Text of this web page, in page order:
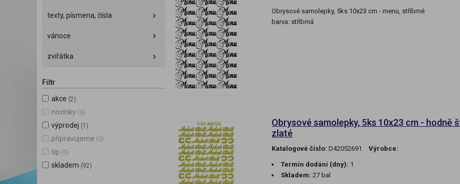
texty, písmena, čísla
vánoce
zvířátka
Filtr
akce (2)
novinky (0)
výprodej (1)
připravujeme (0)
tip (0)
skladem (92)
Obrysové samolepky, 5ks 10x23 cm - menu, stříbrné
barva: stříbrná
Obrysové samolepky, 5ks 10x23 cm - hodně
zlaté
Katalogové číslo: D42052691 Výrobce:
Termín dodání (dny): 1
Skladem: 27 bal